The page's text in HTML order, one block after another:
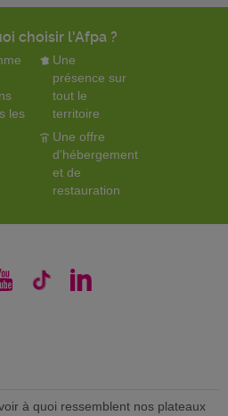
choisir l'Afpa ?
les
Une
présence sur
tout le
territoire
Une offre
d'hébergement
et de
restauration
à quoi ressemblent nos plateaux